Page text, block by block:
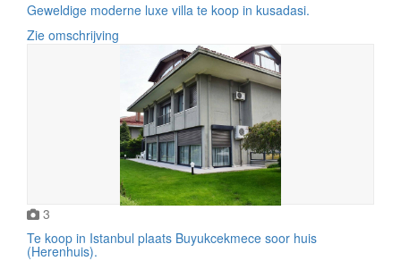
Geweldige moderne luxe villa te koop in kusadasi.
Zie omschrijving
3
Te koop in Istanbul plaats Buyukcekmece soor huis
(Herenhuis).